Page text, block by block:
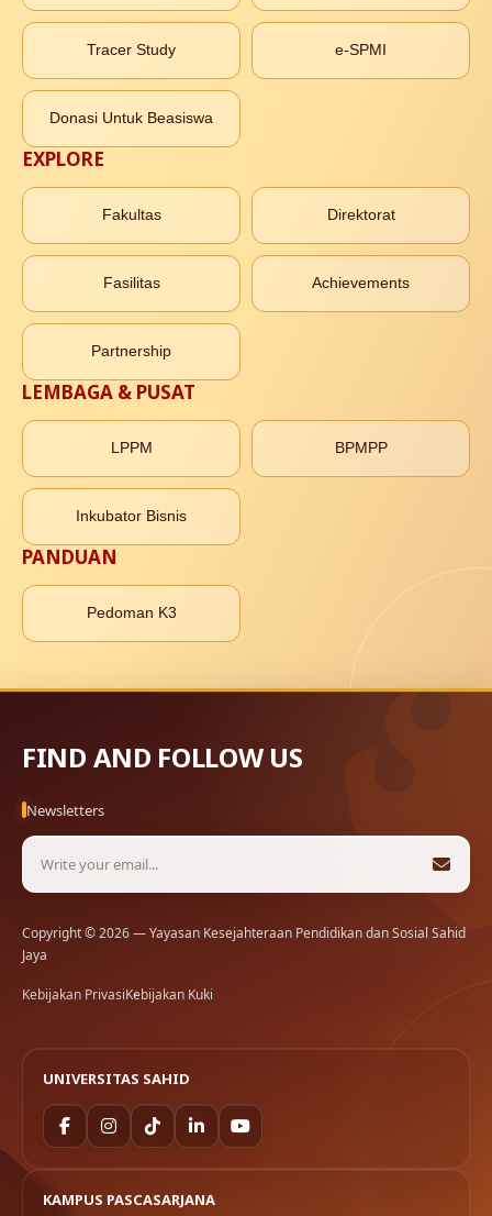
Tracer Study e-SPMI
Donasi Untuk Beasiswa
EXPLORE
Fakultas Direktorat
Fasilitas Achievements
Partnership
LEMBAGA & PUSAT
LPPM BPMPP
Inkubator Bisnis
PANDUAN
Pedoman K3
FIND AND FOLLOW US
Newsletters
Copyright © 2026 — Yayasan Kesejahteraan Pendidikan dan Sosial Sahid
Jaya
Kebijakan PrivasiKebijakan Kuki
UNIVERSITAS SAHID
KAMPUS PASCASARJANA